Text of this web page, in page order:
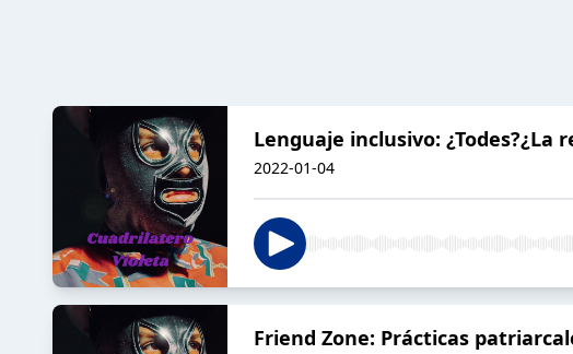
Lenguaje inclusivo:
2022-01-04
Friend Zone: Prácticas